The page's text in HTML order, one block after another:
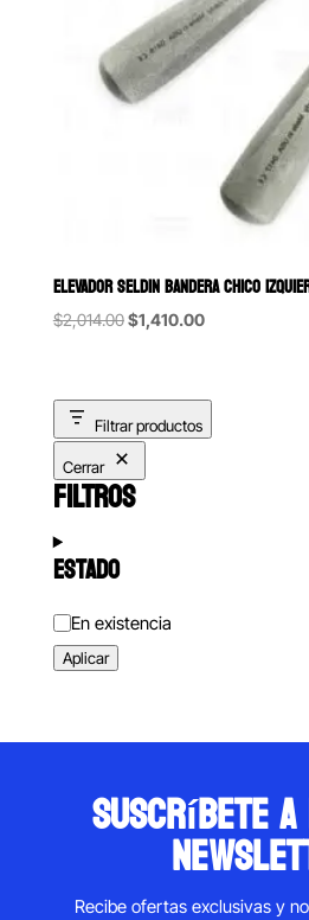
ELEVADOR SELDIN BANDERA CHICO
$2,014.00Original
$2,014.00.
$1,410.00Current
$1,410.00.
Filtrar productos
Cerrar
FILTROS
ESTADO
Estado
En existencia
Aplicar
suscríbete
Recibe ofertas exclusivas y